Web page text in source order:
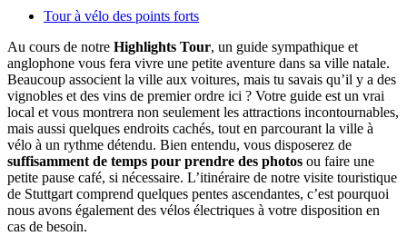
Tour à vélo des points forts
Au cours de notre Highlights Tour, un guide sympathique et
anglophone vous fera vivre une petite aventure dans sa ville natale.
Beaucoup associent la ville aux voitures, mais tu savais qu’il y a des
vignobles et des vins de premier ordre ici ? Votre guide est un vrai
local et vous montrera non seulement les attractions incontournables,
mais aussi quelques endroits cachés, tout en parcourant la ville à
vélo à un rythme détendu. Bien entendu, vous disposerez de
suffisamment de temps pour prendre des photos ou faire une
petite pause café, si nécessaire. L’itinéraire de notre visite touristique
de Stuttgart comprend quelques pentes ascendantes, c’est pourquoi
nous avons également des vélos électriques à votre disposition en
cas de besoin.